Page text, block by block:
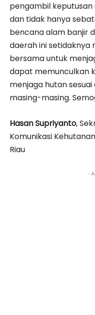
pengambil
dan tidak hanya
bencana alam banjir
daerah ini setidaknya
bersama untuk
dapat memunculkan
menjaga hutan
masing-masing.
Hasan Supriyanto,
Komunikasi
Riau
-